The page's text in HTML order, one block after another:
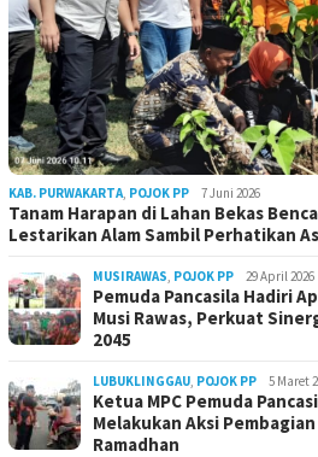
KAB. PURWAKARTA, POJOK PP 7 Juni 2026
Tanam Harapan di Lahan Bekas
Lestarikan Alam Sambil Perhatikan
MUSIRAWAS, POJOK PP 29 April 2026
Pemuda Pancasila Hadiri
Musi Rawas, Perkuat
2045
LUBUKLINGGAU, POJOK PP 5 Maret
Ketua MPC Pemuda
Melakukan Aksi
Ramadhan